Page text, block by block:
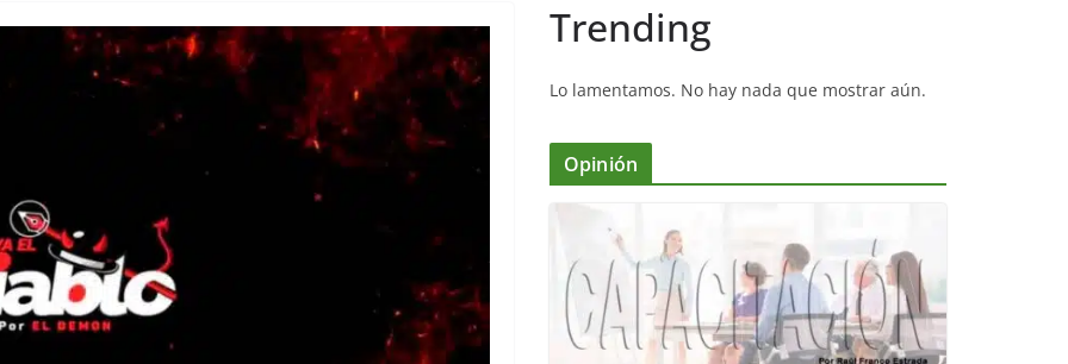
Trending
Lo lamentamos. No hay nada que mostrar aún.
Opinión